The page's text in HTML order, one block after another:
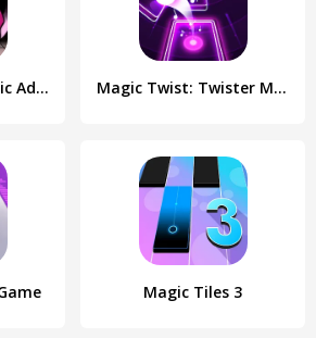
Funk Playtime Music Adventure Magic Twist: Twister Music Bal
Magic Tiles 3